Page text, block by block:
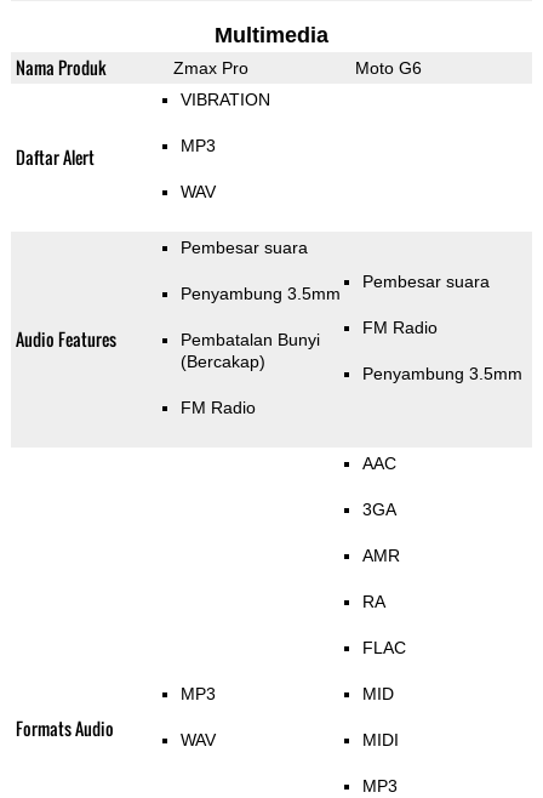
Multimedia
Nama Produk Zmax Pro Moto G6
Daftar Alert
VIBRATION
MP3
WAV
Audio Features
Pembesar suara
Penyambung 3.5mm
Pembatalan Bunyi
(Bercakap)
FM Radio
Pembesar suara
FM Radio
Penyambung 3.5mm
Formats Audio
MP3
WAV
AAC
3GA
AMR
RA
FLAC
MID
MIDI
MP3